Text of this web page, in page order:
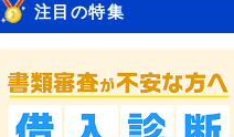
注目の特集